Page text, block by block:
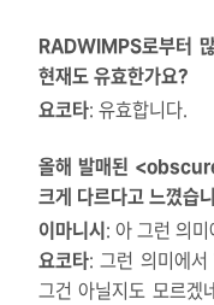
RADWIMPS로부터
현재도 유효한가요?
요코타: 유효합니다.
올해 발매된
크게 다르다고 느꼈습
이마니시 : 아 그런 의미
요코타: 그런 의미에
그건 아닐지도 모르겠